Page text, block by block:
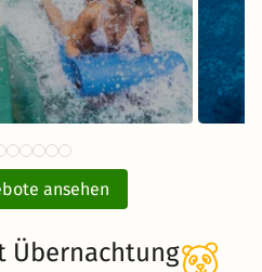
ab87 €
mit
und Frühstück
ansehen
Übernachtung